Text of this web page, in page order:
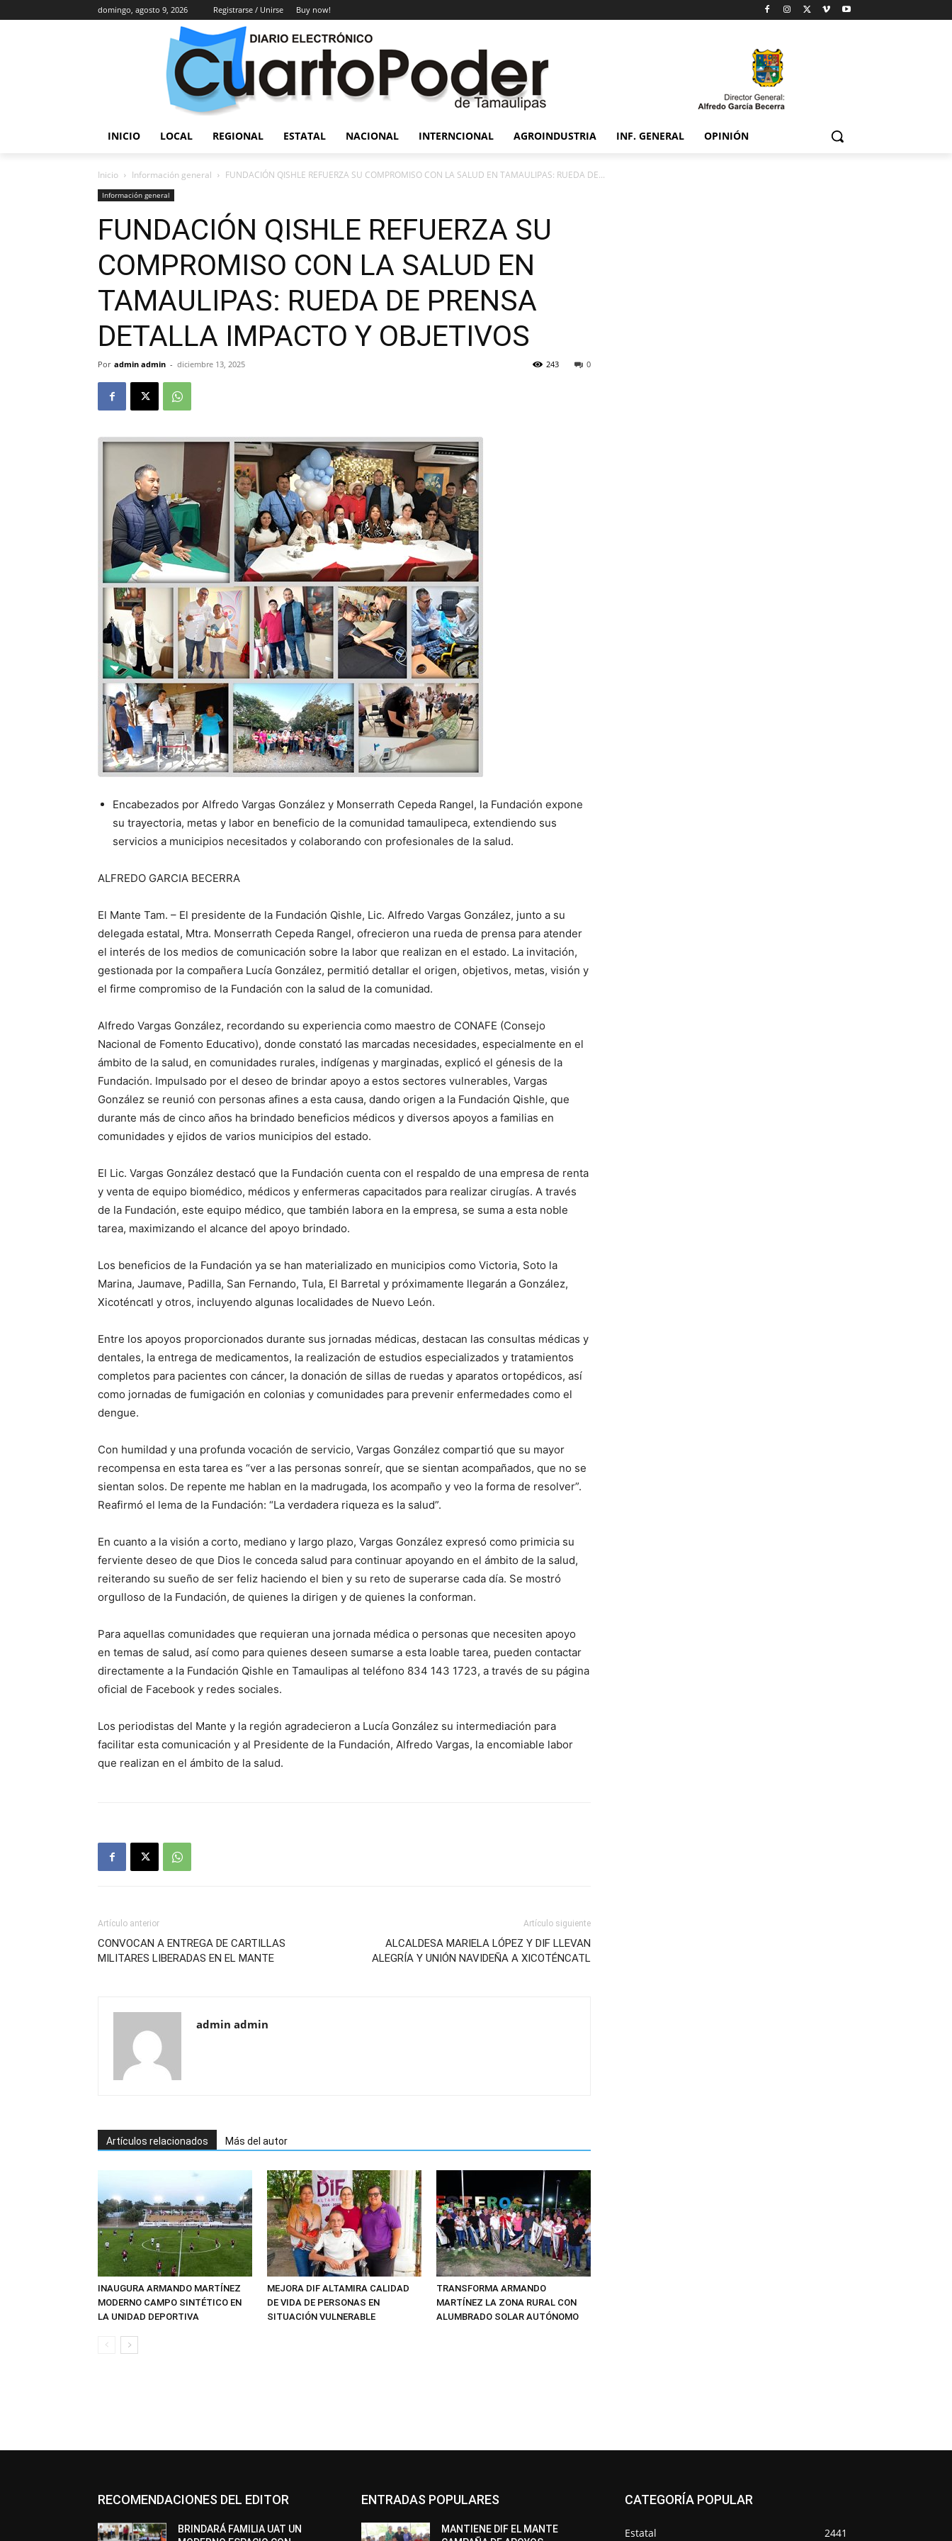
domingo, agosto 9, 2026 Registrarse / Unirse Buy now!
INICIO LOCAL REGIONAL ESTATAL NACIONAL INTERNCIONAL AGROINDUSTRIA INF. GENERAL OPINIÓN
Inicio Información general FUNDACIÓN QISHLE REFUERZA SU COMPROMISO CON LA SALUD EN TAMAULIPAS: RUEDA DE...
Información general
FUNDACIÓN QISHLE REFUERZA SU
COMPROMISO CON LA SALUD EN
TAMAULIPAS: RUEDA DE PRENSA
DETALLA IMPACTO Y OBJETIVOS
Por admin admin - diciembre 13, 2025 0
243
Encabezados por Alfredo Vargas González y Monserrath Cepeda Rangel, la Fundación expone
su trayectoria, metas y labor en beneficio de la comunidad tamaulipeca, extendiendo sus
servicios a municipios necesitados y colaborando con profesionales de la salud.
ALFREDO GARCIA BECERRA
El Mante Tam. – El presidente de la Fundación Qishle, Lic. Alfredo Vargas González, junto a su
delegada estatal, Mtra. Monserrath Cepeda Rangel, ofrecieron una rueda de prensa para atender
el interés de los medios de comunicación sobre la labor que realizan en el estado. La invitación,
gestionada por la compañera Lucía González, permitió detallar el origen, objetivos, metas, visión y
el firme compromiso de la Fundación con la salud de la comunidad.
Alfredo Vargas González, recordando su experiencia como maestro de CONAFE (Consejo
Nacional de Fomento Educativo), donde constató las marcadas necesidades, especialmente en el
ámbito de la salud, en comunidades rurales, indígenas y marginadas, explicó el génesis de la
Fundación. Impulsado por el deseo de brindar apoyo a estos sectores vulnerables, Vargas
González se reunió con personas afines a esta causa, dando origen a la Fundación Qishle, que
durante más de cinco años ha brindado beneficios médicos y diversos apoyos a familias en
comunidades y ejidos de varios municipios del estado.
El Lic. Vargas González destacó que la Fundación cuenta con el respaldo de una empresa de renta
y venta de equipo biomédico, médicos y enfermeras capacitados para realizar cirugías. A través
de la Fundación, este equipo médico, que también labora en la empresa, se suma a esta noble
tarea, maximizando el alcance del apoyo brindado.
Los beneficios de la Fundación ya se han materializado en municipios como Victoria, Soto la
Marina, Jaumave, Padilla, San Fernando, Tula, El Barretal y próximamente llegarán a González,
Xicoténcatl y otros, incluyendo algunas localidades de Nuevo León.
Entre los apoyos proporcionados durante sus jornadas médicas, destacan las consultas médicas y
dentales, la entrega de medicamentos, la realización de estudios especializados y tratamientos
completos para pacientes con cáncer, la donación de sillas de ruedas y aparatos ortopédicos, así
como jornadas de fumigación en colonias y comunidades para prevenir enfermedades como el
dengue.
Con humildad y una profunda vocación de servicio, Vargas González compartió que su mayor
recompensa en esta tarea es “ver a las personas sonreír, que se sientan acompañados, que no se
sientan solos. De repente me hablan en la madrugada, los acompaño y veo la forma de resolver”.
Reafirmó el lema de la Fundación: “La verdadera riqueza es la salud”.
En cuanto a la visión a corto, mediano y largo plazo, Vargas González expresó como primicia su
ferviente deseo de que Dios le conceda salud para continuar apoyando en el ámbito de la salud,
reiterando su sueño de ser feliz haciendo el bien y su reto de superarse cada día. Se mostró
orgulloso de la Fundación, de quienes la dirigen y de quienes la conforman.
Para aquellas comunidades que requieran una jornada médica o personas que necesiten apoyo
en temas de salud, así como para quienes deseen sumarse a esta loable tarea, pueden contactar
directamente a la Fundación Qishle en Tamaulipas al teléfono 834 143 1723, a través de su página
oficial de Facebook y redes sociales.
Los periodistas del Mante y la región agradecieron a Lucía González su intermediación para
facilitar esta comunicación y al Presidente de la Fundación, Alfredo Vargas, la encomiable labor
que realizan en el ámbito de la salud.
Artículo anterior
CONVOCAN A ENTREGA DE CARTILLAS
MILITARES LIBERADAS EN EL MANTE
Artículo siguiente
ALCALDESA MARIELA LÓPEZ Y DIF LLEVAN
ALEGRÍA Y UNIÓN NAVIDEÑA A XICOTÉNCATL
admin admin
Artículos relacionados Más del autor
INAUGURA ARMANDO MARTÍNEZ
MODERNO CAMPO SINTÉTICO EN
LA UNIDAD DEPORTIVA
MEJORA DIF ALTAMIRA CALIDAD
DE VIDA DE PERSONAS EN
SITUACIÓN VULNERABLE
TRANSFORMA ARMANDO
MARTÍNEZ LA ZONA RURAL CON
ALUMBRADO SOLAR AUTÓNOMO
RECOMENDACIONES DEL EDITOR
BRINDARÁ FAMILIA UAT UN
ENTRADAS POPULARES
MANTIENE DIF EL MANTE
CATEGORÍA POPULAR
Estatal 2441